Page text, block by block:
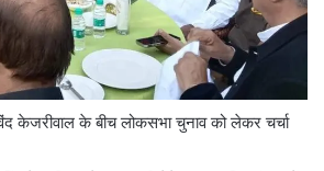
केजरीवाल के बीच लोकसभा चुनाव को लेकर चर्चा